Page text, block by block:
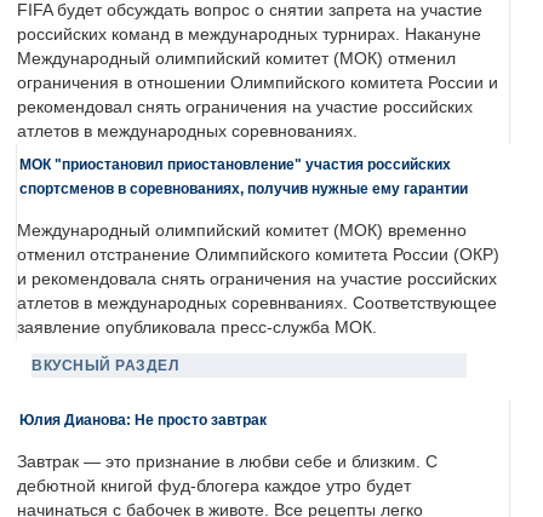
FIFA будет обсуждать вопрос о снятии запрета на участие
российских команд в международных турнирах. Накануне
Международный олимпийский комитет (МОК) отменил
ограничения в отношении Олимпийского комитета России и
рекомендовал снять ограничения на участие российских
атлетов в международных соревнованиях.
МОК "приостановил приостановление" участия российских
спортсменов в соревнованиях, получив нужные ему гарантии
Международный олимпийский комитет (МОК) временно
отменил отстранение Олимпийского комитета России (ОКР)
и рекомендовала снять ограничения на участие российских
атлетов в международных соревнваниях. Соответствующее
заявление опубликовала пресс-служба МОК.
ВКУСНЫЙ РАЗДЕЛ
Юлия Дианова: Не просто завтрак
Завтрак — это признание в любви себе и близким. С
дебютной книгой фуд-блогера каждое утро будет
начинаться с бабочек в животе. Все рецепты легко